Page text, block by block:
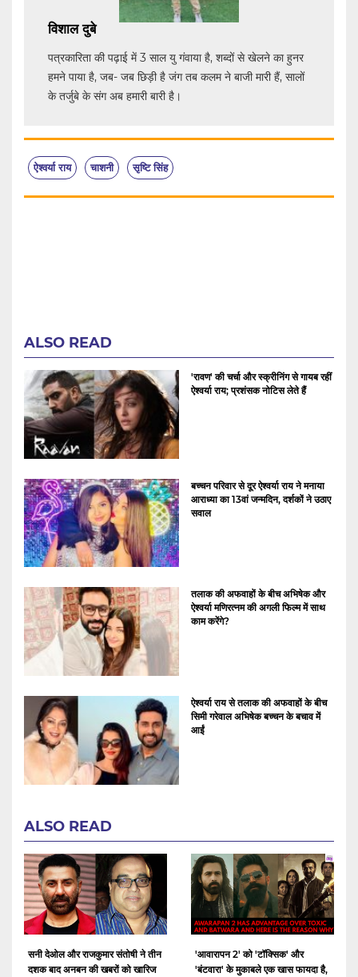
विशाल दुबे
पत्रकारिता की पढ़ाई में 3 साल यु गंवाया है, शब्दों से खेलने का हुनर
हमने पाया है, जब- जब छिड़ी है जंग तब कलम ने बाजी मारी हैं, सालों
के तर्जुबे के संग अब हमारी बारी है।
ऐश्वर्या राय चाशनी सृष्टि सिंह
ALSO READ
'रावण' की चर्चा और स्क्रीनिंग से गायब रहीं
ऐश्वर्या राय; प्रशंसक नोटिस लेते हैं
बच्चन परिवार से दूर ऐश्वर्या राय ने मनाया
आराध्या का 13वां जन्मदिन, दर्शकों ने उठाए
सवाल
तलाक की अफवाहों के बीच अभिषेक और
ऐश्वर्या मणिरत्नम की अगली फिल्म में साथ
काम करेंगे?
ऐश्वर्या राय से तलाक की अफवाहों के बीच
सिमी गरेवाल अभिषेक बच्चन के बचाव में
आईं
ALSO READ
सनी देओल और राजकुमार संतोषी ने तीन
दशक बाद अनबन की खबरों को खारिज
'आवारापन 2' को 'टॉक्सिक' और
'बंटवारा' के मुकाबले एक खास फायदा है,